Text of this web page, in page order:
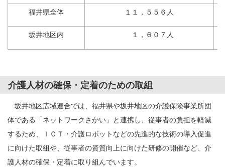
福井県全体 １１，５５６人
坂井地区内 １，６０７人
介護人材の確保・定着のための取組
坂井地区広域連合では、福井県や坂井地区の介護保険事業所団
体である「ネットワークさかい」と連携し、従事者の負担を軽減
するため、ＩＣＴ・介護ロボットなどの先進的な技術の導入促進
に向けた取組や、従事者の資質向上に向けた研修の開催など、介
護人材の確保・定着に取り組んでいます。